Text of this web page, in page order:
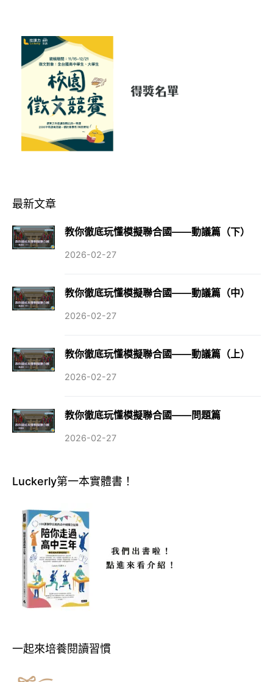
最新文章
教你徹底玩懂模擬聯合國——動議篇（下）
2026-02-27
教你徹底玩懂模擬聯合國——動議篇（中）
2026-02-27
教你徹底玩懂模擬聯合國——動議篇（上）
2026-02-27
教你徹底玩懂模擬聯合國——問題篇
2026-02-27
Luckerly第一本實體書！
一起來培養閱讀習慣